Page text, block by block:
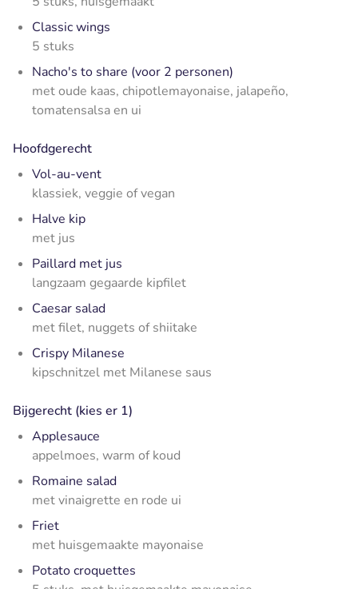
Classic wings
5 stuks
Nacho's to share (voor 2 personen)
met oude kaas, chipotlemayonaise, jalapeño,
tomatensalsa en ui
Hoofdgerecht
Vol-au-vent
klassiek, veggie of vegan
Halve kip
met jus
Paillard met jus
langzaam gegaarde kipfilet
Caesar salad
met filet, nuggets of shiitake
Crispy Milanese
kipschnitzel met Milanese saus
Bijgerecht (kies er 1)
Applesauce
appelmoes, warm of koud
Romaine salad
met vinaigrette en rode ui
Friet
met huisgemaakte mayonaise
Potato croquettes